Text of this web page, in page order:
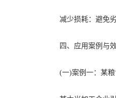
减少损耗：避免劣
四、应用案例与
(一)案例一：某粮